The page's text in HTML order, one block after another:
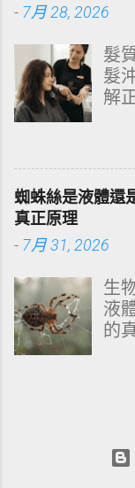
琺
源
牙
指
理
何
織
（
質
理
就
出
全
- 7月 28, 2026
髮
髮
解
構
天
數
了
一
上
過
二
蜘蛛絲是液體還
真正原理
- 7月 31, 2026
生
液
的
態
質